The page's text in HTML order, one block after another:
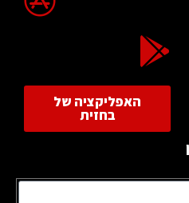
האפליקציה של
בחזית